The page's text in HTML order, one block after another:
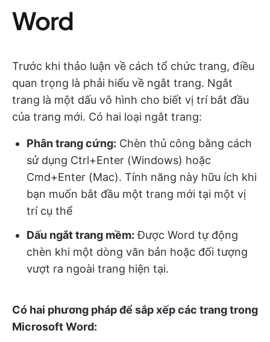
Word
Trước khi thảo luận về cách tổ chức trang, điều
quan trọng là phải hiểu về ngắt trang. Ngắt
trang là một dấu vô hình cho biết vị trí bắt đầu
của trang mới. Có hai loại ngắt trang:
Phân trang cứng: Chèn thủ công bằng cách
sử dụng Ctrl+Enter (Windows) hoặc
Cmd+Enter (Mac). Tính năng này hữu ích khi
bạn muốn bắt đầu một trang mới tại một vị
trí cụ thể
Dấu ngắt trang mềm: Được Word tự động
chèn khi một dòng văn bản hoặc đối tượng
vượt ra ngoài trang hiện tại.
Có hai phương pháp để sắp xếp các trang trong
Microsoft Word: